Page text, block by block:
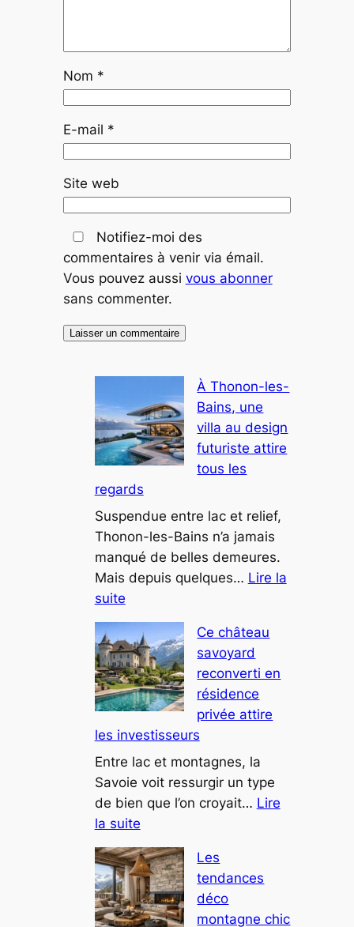
Nom *
E-mail *
Site web
Notifiez-moi des
commentaires à venir via émail.
Vous pouvez aussi vous abonner
sans commenter.
À Thonon-les-
Bains, une
villa au design
futuriste attire
tous les
regards
Suspendue entre lac et relief,
Thonon-les-Bains n’a jamais
manqué de belles demeures.
Mais depuis quelques… Lire la
suite:
À
Thonon-
les-
Bains,
une
au
design
futuriste
attire
tous
les
regards
Ce château
savoyard
reconverti en
résidence
privée attire
les investisseurs
Entre lac et montagnes, la
Savoie voit ressurgir un type
de bien que l’on croyait… Lire
la suite:
Ce
château
savoyard
reconverti
Les
tendances
déco
montagne chic